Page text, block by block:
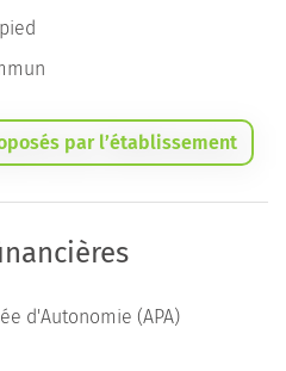
par l’établissement
d'Autonomie (APA)